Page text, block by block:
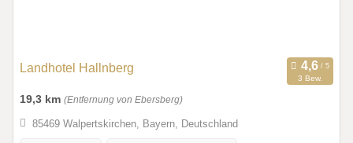
Landhotel Hallnberg
3 Bew.
19,3 km (Entfernung von Ebersberg)
85469 Walpertskirchen, Bayern, Deutschland